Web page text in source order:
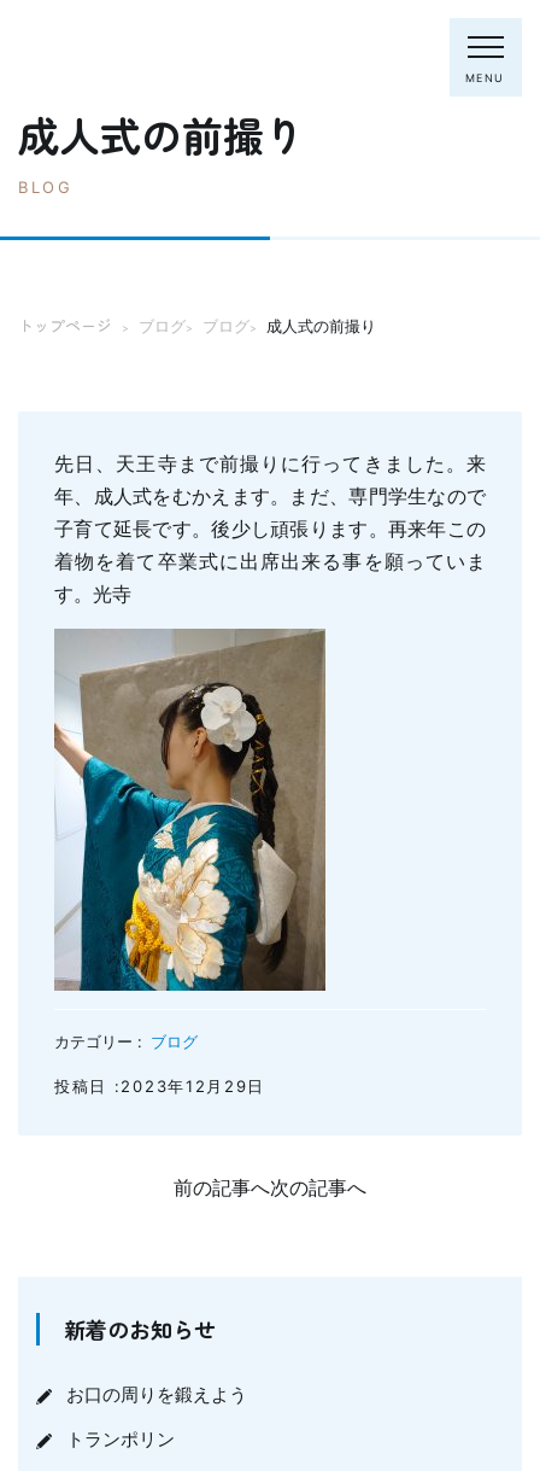
MENU
電話：0795-82-8281
歯周病の治療
予防歯科
小児のむし歯予防
小児の筋機能療法(MFT)
歯列矯正(主に成人)
入れ歯
親知らずの抜歯
地図・診療時間
成人式の前撮り
BLOG
トップページ > ブログ> ブログ> 成人式の前撮り
先日、天王寺まで前撮りに行ってきました。来
年、成人式をむかえます。まだ、専門学生なので
子育て延長です。後少し頑張ります。再来年この
着物を着て卒業式に出席出来る事を願っていま
す。光寺
カテゴリー : ブログ
投稿日 :2023年12月29日
前の記事へ次の記事へ
新着のお知らせ
お口の周りを鍛えよう
トランポリン